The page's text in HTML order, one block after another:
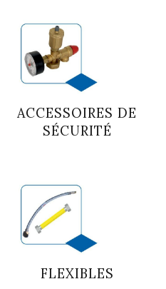
ACCESSOIRES DE
SÉCURITÉ
FLEXIBLES